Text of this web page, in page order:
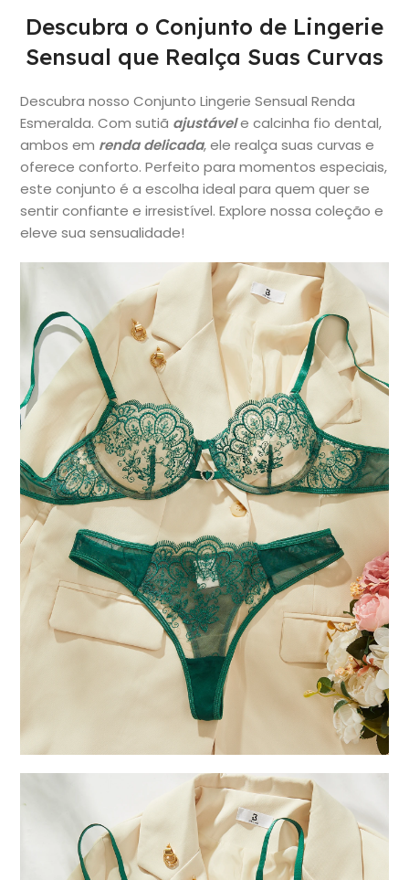
Descubra o Conjunto de Lingerie
Sensual que Realça Suas Curvas
Descubra nosso Conjunto Lingerie Sensual Renda
Esmeralda. Com sutiã ajustávele calcinha fio dental,
ambos em renda delicada, ele realça suas curvas e
oferece conforto. Perfeito para momentos especiais,
este conjunto é a escolha ideal para quem quer se
sentir confiante e irresistível. Explore nossa coleção e
eleve sua sensualidade!